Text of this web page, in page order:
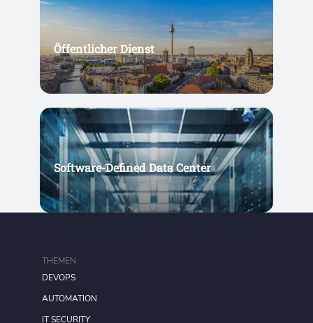
Öffentlicher Dienst
Software-Defined Data Center
THEMEN
DEVOPS
AUTOMATION
IT SECURITY